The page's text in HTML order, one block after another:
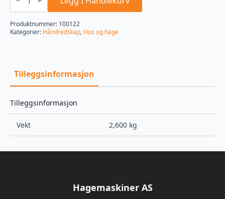
JUSTERBAR
antall
Produktnummer: 100122
Kategorier: Håndredskap, Hus og hage
Tilleggsinformasjon
Tilleggsinformasjon
Vekt 2,600 kg
Hagemaskiner AS